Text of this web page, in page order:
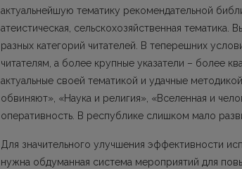
актуальнейшую тематику рекомендательной
атеистическая, сельскохозяйственная
разных категорий читателей. В теперешних
читателям, а более крупные указатели – более
актуальные своей тематикой и удачные
обвиняют», «Наука и религия», «Вселенная и
оперативность. В республике слишком мало
Для значительного улучшения эффективности
нужна обдуманная система мероприятий для